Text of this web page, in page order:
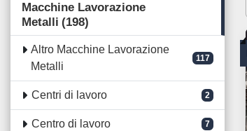
Macchine Lavorazione
Metalli
198
Altro Macchine Lavorazione
Metalli
117
Centri di lavoro 2
Centro di lavoro 7